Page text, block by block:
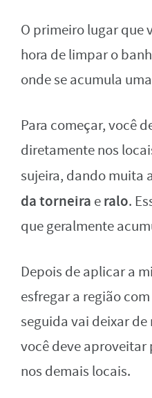
O primeiro lugar que
hora de limpar o
onde se acumula
Para começar, você
diretamente nos
sujeira, dando muita
da torneira eralo.
que geralmente
Depois de aplicar a
esfregar a região
seguida vai deixar
você deve aproveitar
nos demais locais.